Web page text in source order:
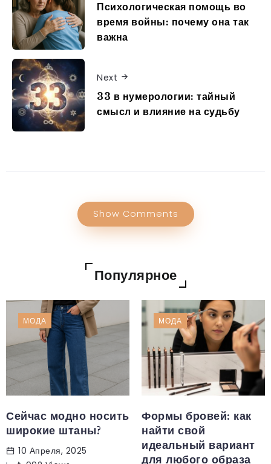
Психологическая помощь во
время войны: почему она так
важна
Next
33 в нумерологии: тайный
смысл и влияние на судьбу
Show Comments
Популярное
МОДА
Сейчас модно носить
широкие штаны?
10 Апреля, 2025
МОДА
Формы бровей: как
найти свой
идеальный вариант
для любого образа